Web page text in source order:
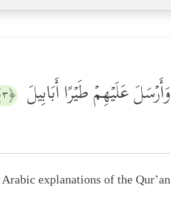
وَأَرۡسَلَ عَلَیۡهِمۡ طَیۡرًا أَبَابِیلَ ﴿٣﴾
Arabic explanations of the Qur’an: